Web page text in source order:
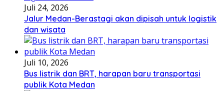
Juli 24, 2026
Jalur Medan-Berastagi akan dipisah untuk logistik
dan wisata
Juli 10, 2026
Bus listrik dan BRT, harapan baru transportasi
publik Kota Medan